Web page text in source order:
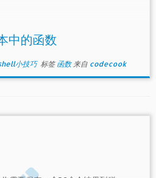
中的函数
小技巧 标签函数 来自 codecook